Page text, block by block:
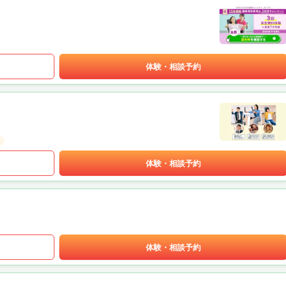
体験・相談予約
体験・相談予約
体験・相談予約